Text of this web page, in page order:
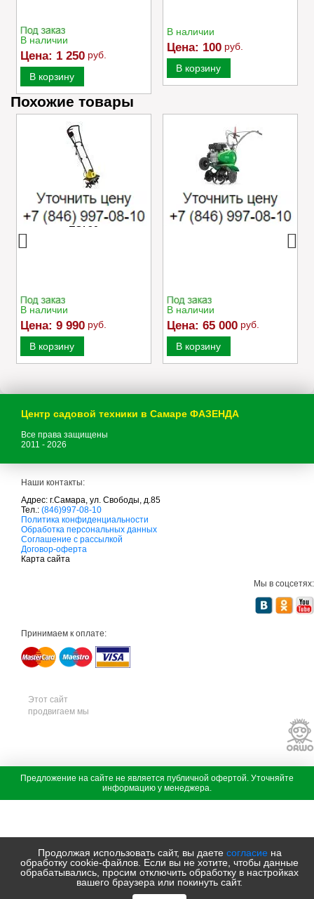
В наличии
Цена: 1 250 руб.
В корзину
В наличии
Цена: 100 руб.
В корзину
Похожие товары
Электрический
культиватор Champion
EC750
В наличии
Цена: 9 990 руб.
В корзину
Культиватор Caiman
MOKKO 40 C2
В наличии
Цена: 65 000 руб.
В корзину
Центр садовой техники в Самаре ФАЗЕНДА
Все права защищены
2011 - 2026
Наши контакты:
Адрес: г.Самара, ул. Свободы, д.85
Тел.: (846)997-08-10
с
а
д
о
в
и
к
а
м
т
е
х
ь
с
Политика конфиденциальности
Обработка персональных данных
Соглашение с рассылкой
Договор-оферта
Карта сайта
Мы в соцсетях:
Принимаем к оплате:
Этот сайт
продвигаем мы
Продолжая использовать сайт, вы даете согласиена
обработку cookie-файлов. Если вы не хотите, чтобы данные
обрабатывались, просим отключить обработку в настройках
вашего браузера или покинуть сайт.
Предложение на сайте не является публичной офертой. Уточняйте
информацию у менеджера.
д
я